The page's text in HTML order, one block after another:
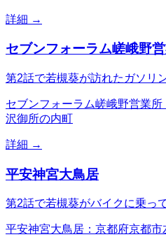
詳細 →
セブンフォーラム嵯峨野
第2話で若槻葵が訪れたガソリ
セブンフォーラム嵯峨野営業
沢御所の内町
詳細 →
平安神宮大鳥居
第2話で若槻葵がバイクに乗っ
平安神宮大鳥居：京都府京都